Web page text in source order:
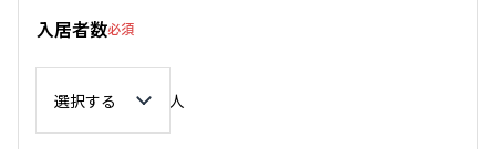
入居者数必須
人